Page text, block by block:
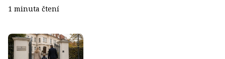
1 minuta čtení